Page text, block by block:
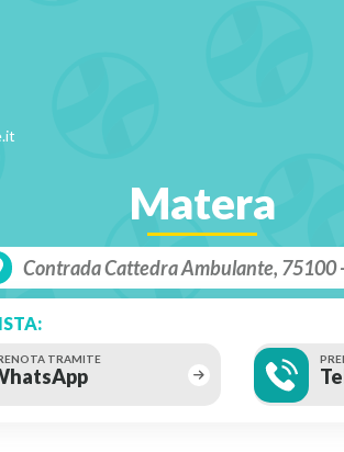
Matera
Contrada Cattedra Ambulante, 75100
TRAMITE